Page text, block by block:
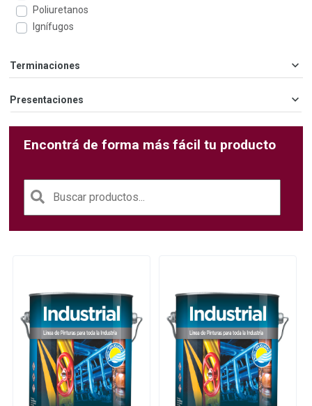
Poliuretanos
Ignífugos
Terminaciones
Presentaciones
Encontrá de forma más fácil tu producto